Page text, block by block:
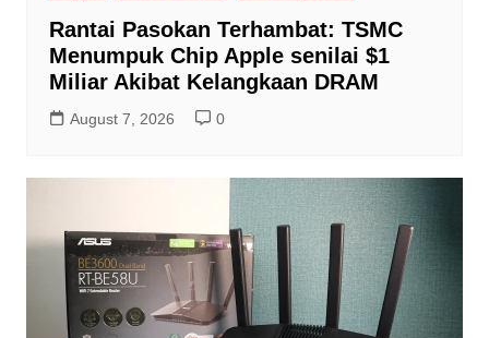
Rantai Pasokan Terhambat: TSMC
Menumpuk Chip Apple senilai $1
Miliar Akibat Kelangkaan DRAM
August 7, 2026 0